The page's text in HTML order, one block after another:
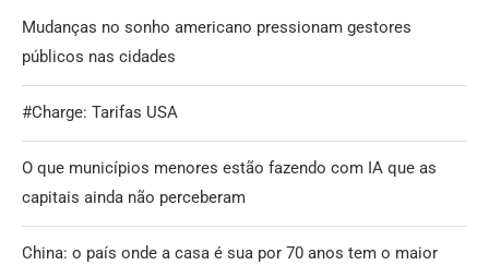
Mudanças no sonho americano pressionam gestores
públicos nas cidades
#Charge: Tarifas USA
O que municípios menores estão fazendo com IA que as
capitais ainda não perceberam
China: o país onde a casa é sua por 70 anos tem o maior